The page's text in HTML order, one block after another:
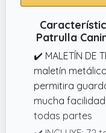
Patrulla
✔️ MALETÍN DE
maletín
permitira
mucha
todas partes